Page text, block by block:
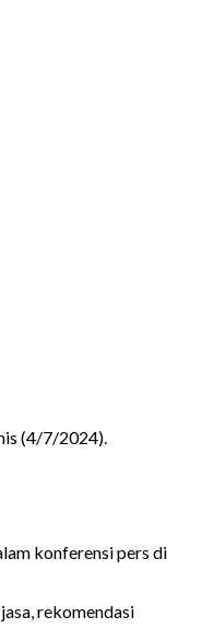
(4/7/2024).
konferensi pers di
rekomendasi